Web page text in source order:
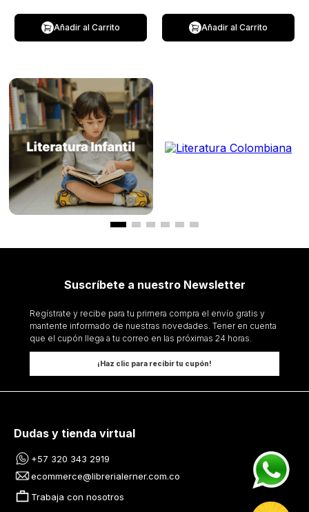
Añadir al Carrito Añadir al Carrito
Suscríbete a nuestro Newsletter
Regístrate y recibe para tu primera compra el envío gratis y
mantente informado de nuestras novedades. Tener en cuenta
que el cupón llega a tu correo en las próximas 24 horas.
¡Haz clic para recibir tu cupón!
Dudas y tienda virtual
+57 320 343 2919
ecommerce@librerialerner.com.co
Trabaja con nosotros